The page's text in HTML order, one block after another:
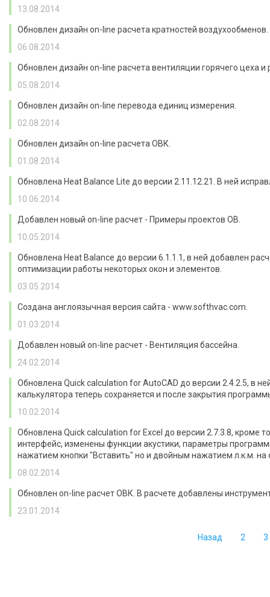
13.08.2014
Обновлен дизайн on-line расчета кратностей воздухообменов.
06.08.2014
Обновлен дизайн on-line расчета вентиляции горячего цеха и
05.08.2014
Обновлен дизайн on-line перевода единиц измерения.
02.08.2014
Обновлен дизайн on-line расчета ОВК.
01.08.2014
Обновлена Heat Balance Lite до версии 2.11.12.21. В ней
10.06.2014
Добавлен новый on-line расчет - Примеры проектов ОВ.
10.05.2014
Обновлена Heat Balance до версии 6.1.1.1, в ней добавлен
оптимизации работы некоторых окон и элементов.
03.05.2014
Создана англоязычная версия сайта - www.softhvac.com.
01.03.2014
Добавлен новый on-line расчет - Вентиляция бассейна.
24.02.2014
Обновлена Quick calculation for AutoCAD до версии 2.4.2.5, в
калькулятора теперь сохраняется и после закрытия
10.02.2014
Обновлена Quick calculation for Excel до версии 2.7.3.8, кроме
интерфейс, изменены функции акустики, параметры
нажатием кнопки "Вставить" но и двойным нажатием л.к.м. на
08.02.2014
Обновлен on-line расчет ОВК. В расчете добавлены
23.01.2014
Назад 2 3